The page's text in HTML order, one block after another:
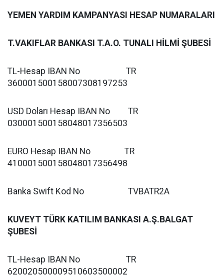
YEMEN YARDIM KAMPANYASI HESAP NUMARALARI
T.VAKIFLAR BANKASI T.A.O. TUNALI HİLMİ ŞUBESİ
TL-Hesap IBAN No TR
360001500158007308197253
USD Doları Hesap IBAN No TR
030001500158048017356503
EURO Hesap IBAN No TR
410001500158048017356498
Banka Swift Kod No TVBATR2A
KUVEYT TÜRK KATILIM BANKASI A.Ş.BALGAT
ŞUBESİ
TL-Hesap IBAN No TR
620020500009510603500002